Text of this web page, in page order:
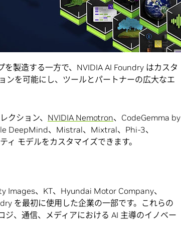
に、NVIDIA AI Foundry は、DGX Cloud、基盤
知識、エコシステム ツールとサポートを使用し
ためのインフラとツールを提供します。
製造する一方で、NVIDIA AI Foundry はカスタ
ンを可能にし、ツールとパートナーの広大なエ
クション、 NVIDIA Nemotron、CodeGemma by
DeepMind、Mistral、Mixtral、Phi-3、
モデルをカスタマイズできます。
Images、KT、Hyundai Motor Company、
を最初に使用した企業の一部です。これらの
、通信、メディアにおける AI 主導のイノベー